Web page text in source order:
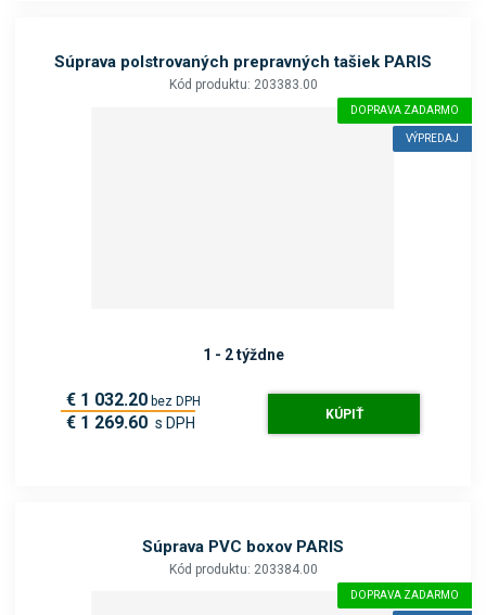
Súprava polstrovaných prepravných tašiek PARIS
Kód produktu: 203383.00
DOPRAVA ZADARMO
VÝPREDAJ
1 - 2 týždne
€ 1 032.20 bez DPH
€ 1 269.60 s DPH KÚPIŤ
Súprava PVC boxov PARIS
Kód produktu: 203384.00
DOPRAVA ZADARMO